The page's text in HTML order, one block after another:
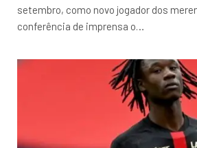
setembro, como novo jogador dos
conferência de imprensa o…